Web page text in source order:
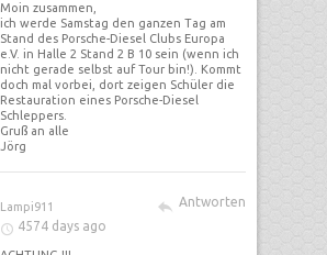
Moin zusammen,
ich werde Samstag den ganzen Tag am
Stand des Porsche-Diesel Clubs Europa
e.V. in Halle 2 Stand 2 B 10 sein (wenn ich
nicht gerade selbst auf Tour bin!). Kommt
doch mal vorbei, dort zeigen Schüler die
Restauration eines Porsche-Diesel
Schleppers.
Gruß an alle
Jörg
Lampi911
Antworten
4574 days ago